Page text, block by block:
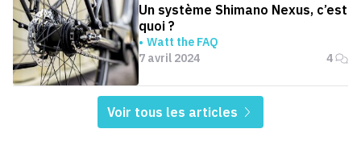
Un système Shimano Nexus, c’est
quoi ?
Watt the FAQ
7 avril 2024
4
Voir tous les articles